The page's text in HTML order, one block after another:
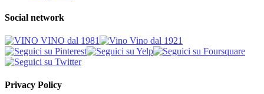
Social network
Privacy Policy